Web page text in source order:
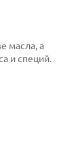
масла, а
и специй.